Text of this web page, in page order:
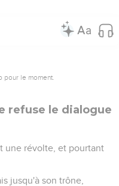
le moment.
refuse le dialogue
une révolte, et pourtant
jusqu'à son trône,